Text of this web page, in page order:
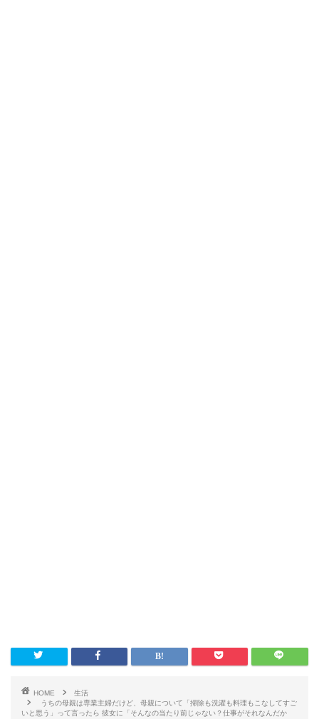
HOME
生活
うちの母親は専業主婦だけど、母親について「掃除も洗濯も料理もこなしてすご
いと思う」って言ったら 彼女に「そんなの当たり前じゃない？仕事がそれなんだか